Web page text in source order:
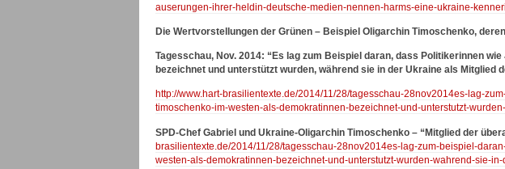
auserungen-ihrer-heldin-deutsche-medien-nennen-harms-eine-ukraine-
Die Wertvorstellungen der Grünen – Beispiel Oligarchin Timoschenko,
Tagesschau, Nov. 2014: “Es lag zum Beispiel daran, dass Politikerinnen
bezeichnet und unterstützt wurden, während sie in der Ukraine als Mitglied
http://www.hart-brasilientexte.de/2014/11/28/tagesschau-28nov2014es-lag-
timoschenko-im-westen-als-demokratinnen-bezeichnet-und-unterstutzt-
SPD-Chef Gabriel und Ukraine-Oligarchin Timoschenko – “Mitglied der
brasilientexte.de/2014/11/28/tagesschau-28nov2014es-lag-zum-beispiel-
westen-als-demokratinnen-bezeichnet-und-unterstutzt-wurden-wahrend-sie-